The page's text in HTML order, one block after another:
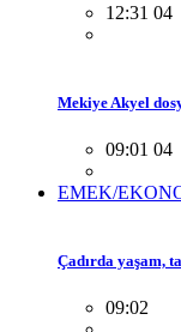
12:31 04
Mekiye Akyel
09:01 04
EMEK/
Çadırda yaşam,
09:02